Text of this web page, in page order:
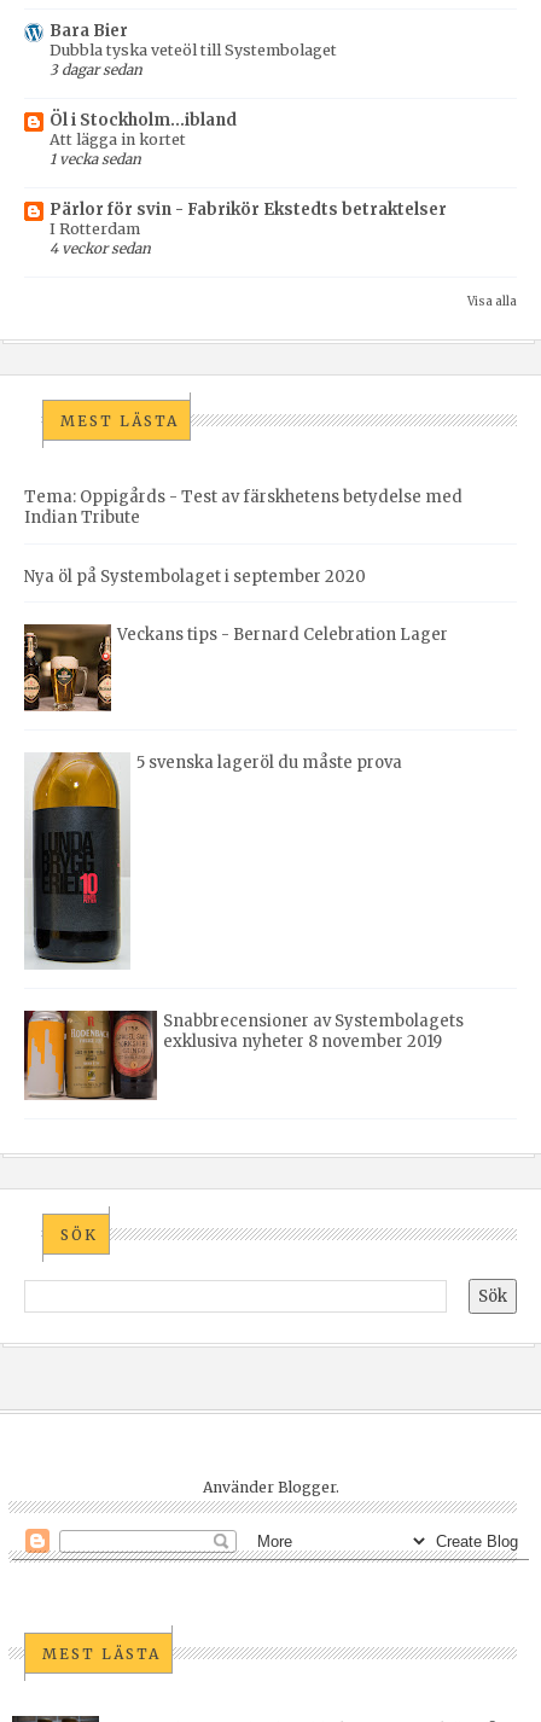
Bara Bier
Dubbla tyska veteöl till Systembolaget
3 dagar sedan
Öl i Stockholm...ibland
Att lägga in kortet
1 vecka sedan
Pärlor för svin - Fabrikör Ekstedts betraktelser
I Rotterdam
4 veckor sedan
Visa alla
MEST LÄSTA
Tema: Oppigårds - Test av färskhetens betydelse med
Indian Tribute
Nya öl på Systembolaget i september 2020
Veckans tips - Bernard Celebration Lager
5 svenska lageröl du måste prova
Snabbrecensioner av Systembolagets
exklusiva nyheter 8 november 2019
SÖK
Använder Blogger.
MEST LÄSTA